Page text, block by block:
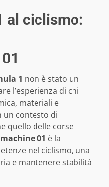
al ciclismo:
1 non è stato un
l’esperienza di chi
materiali e
un contesto di
quello delle corse
01 è la
nel ciclismo, una
e mantenere stabilità